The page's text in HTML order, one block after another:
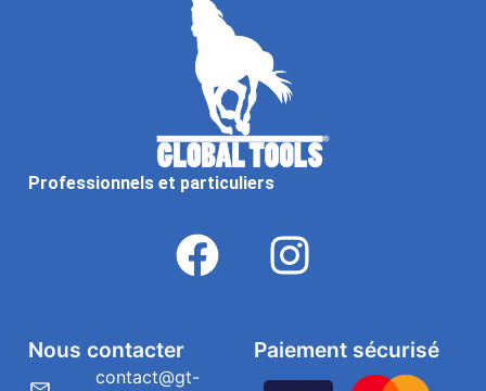
Professionnels et particuliers
Paiement sécurisé
Nous contacter
contact@gt-